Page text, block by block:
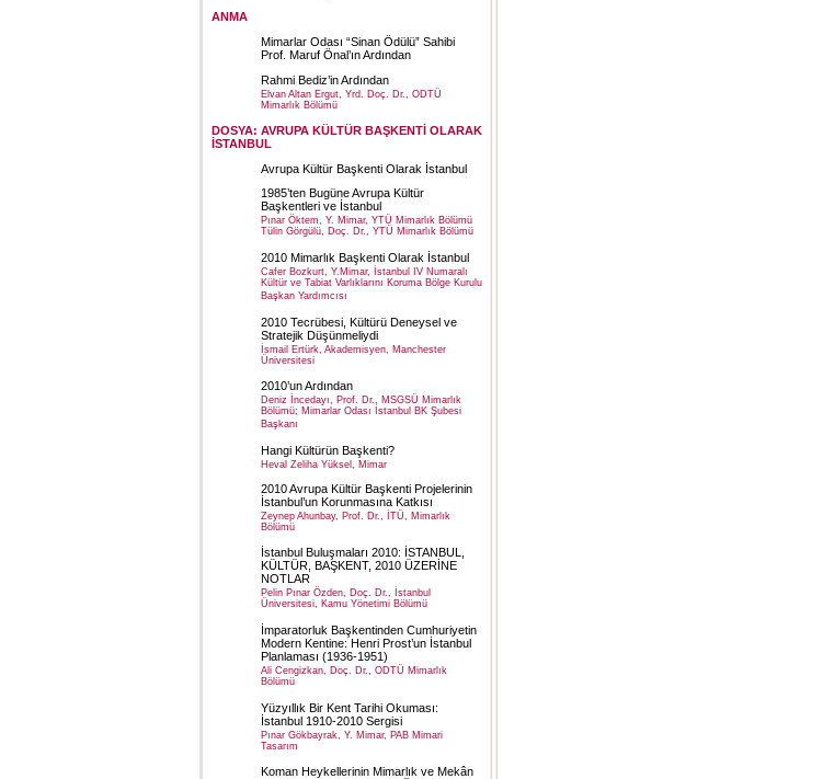
ANMA
Mimarlar Odası “Sinan Ödülü” Sahibi
Prof. Maruf Önal’ın Ardından
Rahmi Bediz’in Ardından
Elvan Altan Ergut, Yrd. Doç. Dr., ODTÜ
Mimarlık Bölümü
DOSYA: AVRUPA KÜLTÜR BAŞKENTİ OLARAK
İSTANBUL
Avrupa Kültür Başkenti Olarak İstanbul
1985’ten Bugüne Avrupa Kültür
Başkentleri ve İstanbul
Pınar Öktem, Y. Mimar, YTÜ Mimarlık Bölümü
Tülin Görgülü, Doç. Dr., YTÜ Mimarlık Bölümü
2010 Mimarlık Başkenti Olarak İstanbul
Cafer Bozkurt, Y.Mimar, İstanbul IV Numaralı
Kültür ve Tabiat Varlıklarını Koruma Bölge Kurulu
Başkan Yardımcısı
2010 Tecrübesi, Kültürü Deneysel ve
Stratejik Düşünmeliydi
İsmail Ertürk, Akademisyen, Manchester
Üniversitesi
2010’un Ardından
Deniz İncedayı, Prof. Dr., MSGSÜ Mimarlık
Bölümü; Mimarlar Odası İstanbul BK Şubesi
Başkanı
Hangi Kültürün Başkenti?
Heval Zeliha Yüksel, Mimar
2010 Avrupa Kültür Başkenti Projelerinin
İstanbul’un Korunmasına Katkısı
Zeynep Ahunbay, Prof. Dr., İTÜ, Mimarlık
Bölümü
İstanbul Buluşmaları 2010: İSTANBUL,
KÜLTÜR, BAŞKENT, 2010 ÜZERİNE
NOTLAR
Pelin Pınar Özden, Doç. Dr., İstanbul
Üniversitesi, Kamu Yönetimi Bölümü
İmparatorluk Başkentinden Cumhuriyetin
Modern Kentine: Henri Prost’un İstanbul
Planlaması (1936-1951)
Ali Cengizkan, Doç. Dr., ODTÜ Mimarlık
Bölümü
Yüzyıllık Bir Kent Tarihi Okuması:
İstanbul 1910-2010 Sergisi
Pınar Gökbayrak, Y. Mimar, PAB Mimari
Tasarım
Koman Heykellerinin Mimarlık ve Mekân